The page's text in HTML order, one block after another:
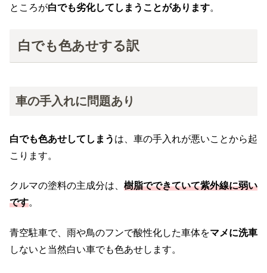
ところが白でも劣化してしまうことがあります。
白でも色あせする訳
車の手入れに問題あり
白でも色あせしてしまう は、車の手入れが悪いことから起
こります。
クルマの塗料の主成分は、 樹脂でできていて紫外線に弱い
です。
青空駐車で、雨や鳥のフンで酸性化した車体をマメに洗車
しないと当然白い車でも色あせします。